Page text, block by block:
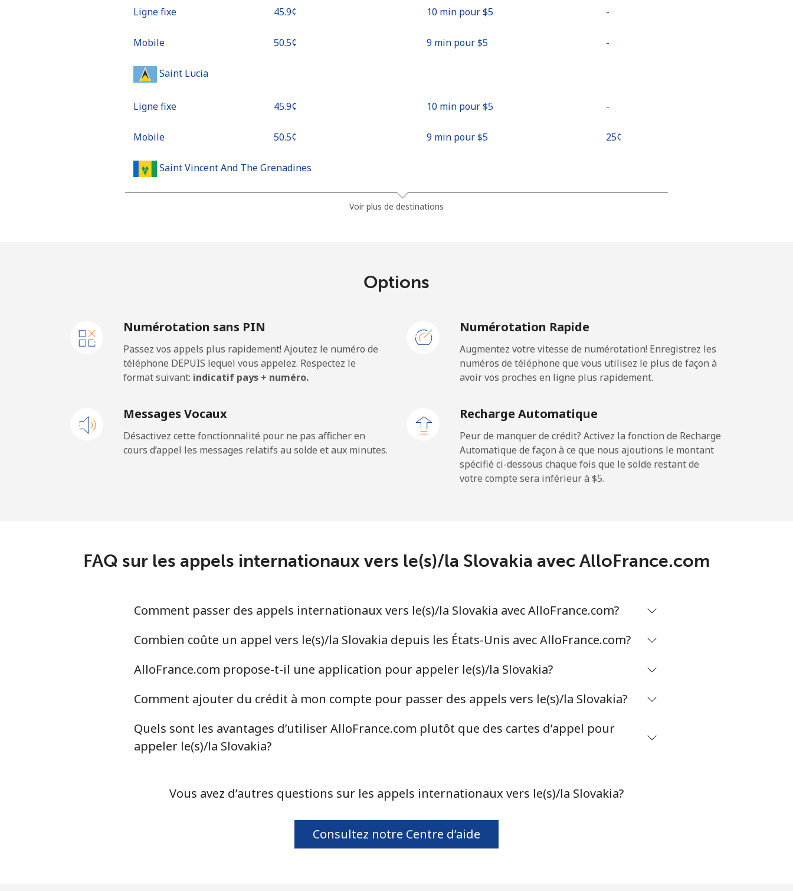
Ligne fixe ⁦45.9¢⁩ 10 min pour ⁦$5⁩ -
Mobile ⁦50.5¢⁩ 9 min pour ⁦$5⁩ -
Saint Lucia
Ligne fixe ⁦45.9¢⁩ 10 min pour ⁦$5⁩ -
Mobile ⁦50.5¢⁩ 9 min pour ⁦$5⁩ ⁦25¢⁩
Saint Vincent And The Grenadines
12 min pour ⁦$5⁩
Mobile 2 min pour ⁦$5⁩
San Marino
Mobile 15 min pour ⁦$5⁩
Sao Tome And Principe
1 min pour ⁦$5⁩
Senegal
Ligne fixe ⁦63.9¢⁩ 7 min pour ⁦$5⁩ -
Mobile ⁦55.5¢⁩ 9 min pour ⁦$5⁩
Serbia
Ligne fixe ⁦33.5¢⁩ 14 min pour ⁦$5⁩ -
Seychelles
3 min pour ⁦$5⁩
Voir plus de destinations
Options
Numérotation sans PIN
Passez vos appels plus rapidement! Ajoutez le numéro de
téléphone DEPUIS lequel vous appelez. Respectez le
format suivant: indicatif pays + numéro.
Numérotation Rapide
Augmentez votre vitesse de numérotation! Enregistrez les
numéros de téléphone que vous utilisez le plus de façon à
avoir vos proches en ligne plus rapidement.
Messages Vocaux
Désactivez cette fonctionnalité pour ne pas afficher en
cours d’appel les messages relatifs au solde et aux minutes.
Recharge Automatique
Peur de manquer de crédit? Activez la fonction de Recharge
Automatique de façon à ce que nous ajoutions le montant
spécifié ci-dessous chaque fois que le solde restant de
votre compte sera inférieur à ⁦$5⁩.
FAQ sur les appels internationaux vers le(s)/la Slovakia avec AlloFrance.com
Comment passer des appels internationaux vers le(s)/la Slovakia avec AlloFrance.com?
Combien coûte un appel vers le(s)/la Slovakia depuis les États-Unis avec AlloFrance.com?
AlloFrance.com propose-t-il une application pour appeler le(s)/la Slovakia?
Comment ajouter du crédit à mon compte pour passer des appels vers le(s)/la Slovakia?
Quels sont les avantages d’utiliser AlloFrance.com plutôt que des cartes d’appel pour
appeler le(s)/la Slovakia?
Vous avez d’autres questions sur les appels internationaux vers le(s)/la Slovakia?
Consultez notre Centre d’aide